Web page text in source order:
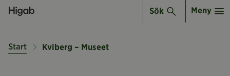
Sök Meny
Start Kviberg – Museet